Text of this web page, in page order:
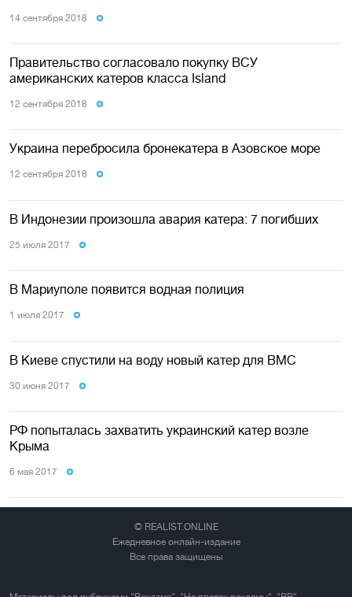
14 сентября 2018
Правительство согласовало покупку ВСУ
американских катеров класса Island
12 сентября 2018
Украина перебросила бронекатера в Азовское море
12 сентября 2018
В Индонезии произошла авария катера: 7 погибших
25 июля 2017
В Мариуполе появится водная полиция
1 июля 2017
В Киеве спустили на воду новый катер для ВМС
30 июня 2017
РФ попыталась захватить украинский катер возле
Крыма
6 мая 2017
© REALIST.ONLINE
Ежедневное онлайн-издание
Все права защищены